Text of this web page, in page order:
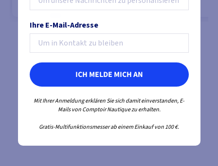
MODELLE ANSEHEN
Ihre E-Mail-Adresse
ICH MELDE MICH AN
Mit Ihrer Anmeldung erklären Sie sich damit einverstanden, E-
Mails von Comptoir Nautique zu erhalten.
Gratis-Multifunktionsmesser ab einem Einkauf von 100 €.